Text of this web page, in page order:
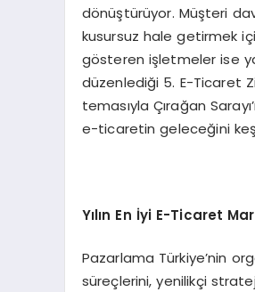
dönüştürüyor. Müşteri
kusursuz hale getirmek
gösteren işletmeler ise
düzenlediği 5. E-Ticaret
temasıyla Çırağan
e-ticaretin geleceğini
Yılın En İyi E-Ticaret
Pazarlama Türkiye’nin
süreçlerini, yenilikçi